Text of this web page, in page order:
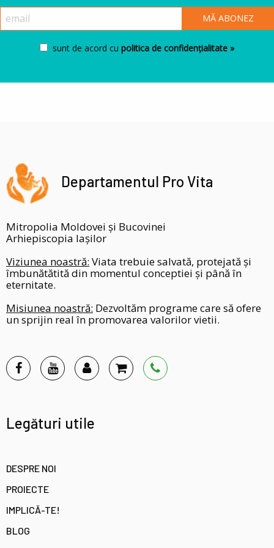
sunt de acord cu politica de confidențialitate »
Departamentul Pro Vita
Mitropolia Moldovei și Bucovinei
Arhiepiscopia Iașilor
Viziunea noastră: Viata trebuie salvată, protejată și
îmbunătătită din momentul conceptiei și până în
eternitate.
Misiunea noastră: Dezvoltăm programe care să ofere
un sprijin real în promovarea valorilor vietii.
Legături utile
DESPRE NOI
PROIECTE
IMPLICĂ-TE!
BLOG